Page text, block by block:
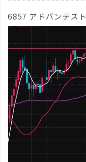
6857 アドバンテスト